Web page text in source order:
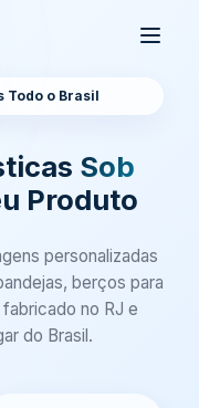
Todo o Brasil
Sob
Produto
personalizadas
berços para
no RJ e
do Brasil.